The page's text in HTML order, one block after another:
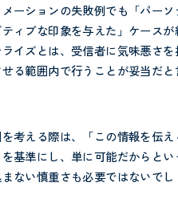
ーションの失敗例でも「パーソ
ィブな印象を与えた」ケースが
イズとは、受信者に気味悪さを
る範囲内で行うことが妥当だと
考える際は、「この情報を伝え
基準にし、単に可能だからとい
ない慎重さも必要ではないでし